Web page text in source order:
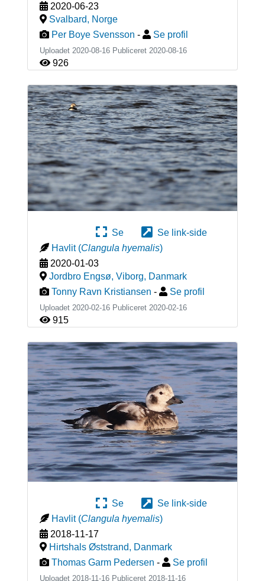
2020-06-23
Svalbard, Norge
Per Boye Svensson - Se profil
Uploadet 2020-08-16 Publiceret 2020-08-16
926
Se
Se link-side
Havlit (Clangula hyemalis)
2020-01-03
Jordbro Engsø, Viborg, Danmark
Tonny Ravn Kristiansen - Se profil
Uploadet 2020-02-16 Publiceret 2020-02-16
915
Se
Se link-side
Havlit (Clangula hyemalis)
2018-11-17
Hirtshals Øststrand, Danmark
Thomas Garm Pedersen - Se profil
Uploadet 2018-11-16 Publiceret 2018-11-16